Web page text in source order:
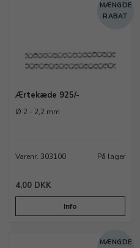
til både klassiske og
Udforsk også vores andre
øremekanikker,
for at finde alt hvad du
MÆNGDE
RABAT
Ærtekæde 925/-
Ø 2 - 2,2 mm
Varenr. 303100 På lager
4,00 DKK
Info
MÆNGDE